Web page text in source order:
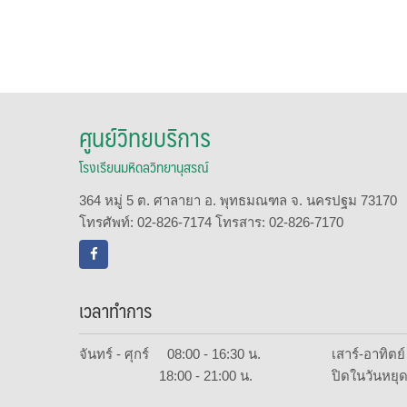
ศูนย์วิทยบริการ
โรงเรียนมหิดลวิทยานุสรณ์
364 หมู่ 5 ต. ศาลายา อ. พุทธมณฑล จ. นครปฐม 73170
โทรศัพท์: 02-826-7174 โทรสาร: 02-826-7170
เวลาทำการ
จันทร์ - ศุกร์ 08:00 - 16:30 น.
18:00 - 21:00 น.
เสาร์-อาทิ
ปิดในวันหยุ